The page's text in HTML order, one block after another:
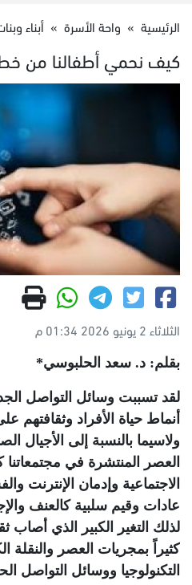
الرئيسية » واحة الأسرة » أبناء
كيف نحمي أطفالنا من خطر
الثلاثاء 2 يونيو 2026 01:34 م
بقلم: د. سعد الحلبوسي*
لقد تسببت وسائل التواصل
أنماط حياة الأفراد وثقافتهم
ولاسيما بالنسبة إلى الأجيال
العصر المنتشرة في مجتمعاتنا
الاجتماعية وإدمان الإنترنت
عادات وقيم سلبية كالعنف
لذلك التغير الكبير الذي أصاب
كثيراً بمجريات العصر والنقلة
التكنولوجيا ووسائل التواصل